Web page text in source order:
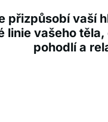
přizpůsobí vaší
linie vašeho
pohodlí a